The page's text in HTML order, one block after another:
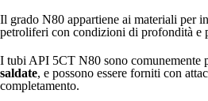
Il grado N80 appartiene ai materiali per
petroliferi con condizioni di profondità e
I tubi API 5CT N80 sono comunemente
saldate, e possono essere forniti con
completamento.